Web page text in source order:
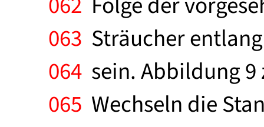
063 Sträucher
064 sein. Abbildung
065 Wechseln die